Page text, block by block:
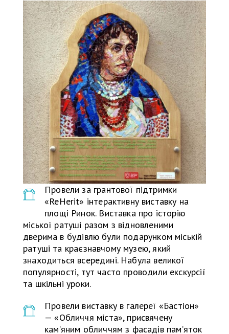
Провели за грантової підтримки
«ReHerit» інтерактивну виставку на
площі Ринок. Виставка про історію
міської ратуші разом з відновленими
дверима в будівлю були подарунком міській
ратуші та краєзнавчому музею, який
знаходиться всередині. Набула великої
популярності, тут часто проводили екскурсії
та шкільні уроки.
Провели виставку в галереї «Бастіон»
— «Обличчя міста», присвячену
кам’яним обличчям з фасадів пам’яток